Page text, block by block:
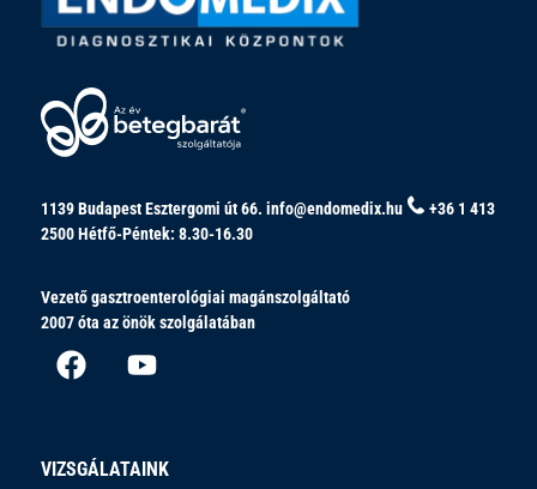
1139 Budapest Esztergomi út 66. info@endomedix.hu
+36 1 413
2500Hétfő-Péntek: 8.30-16.30
Vezető gasztroenterológiai magánszolgáltató
2007 óta az önök szolgálatában
VIZSGÁLATAINK